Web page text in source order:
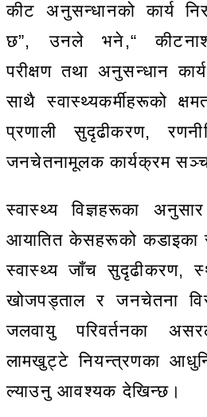
कीट अनुसन्धानको कार्य
छ”, उनले भने,“
परीक्षण तथा अनुसन्धान
साथै स्वास्थ्यकर्मीहरूको
प्रणाली सुदृढीकरण,
जनचेतनामूलक कार्यक्रम
स्वास्थ्य विज्ञहरूका
आयातित केसहरूको कडाइका
स्वास्थ्य जाँच सुदृढीकरण,
खोजपड्ताल र जनचेतना
जलवायु परिवर्तनका
लामखुट्टे नियन्त्रणका
ल्याउनु आवश्यक देखिन्छ।